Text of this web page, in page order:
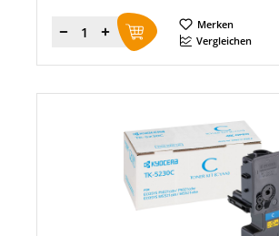
Menge
Merken
Vergleichen